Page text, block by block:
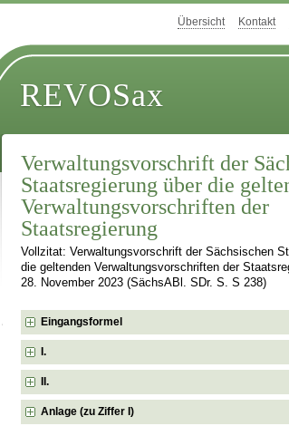
Übersicht Kontakt
REVOSax
Verwaltungsvorschrift der
Staatsregierung über die
Verwaltungsvorschriften der
Staatsregierung
Vollzitat: Verwaltungsvorschrift der Sächsischen
die geltenden Verwaltungsvorschriften der
28. November 2023 (SächsABl. SDr. S. S 238)
Eingangsformel
I.
II.
Anlage (zu Ziffer I)